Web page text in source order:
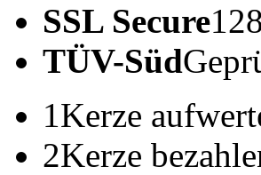
SSL Secure
TÜV-Süd
1Kerze
2Kerze